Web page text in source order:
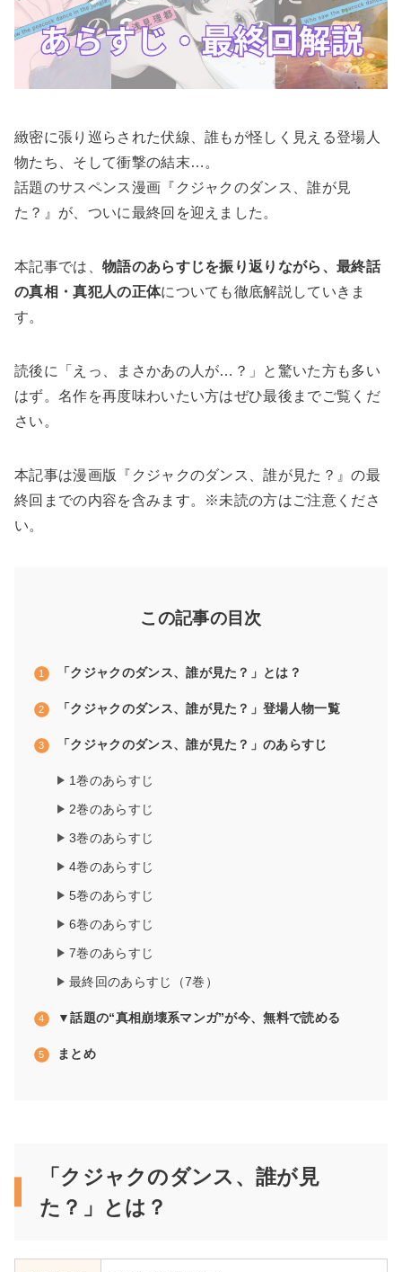
緻密に張り巡らされた伏線、誰もが怪しく見える登場人
物たち、そして衝撃の結末…。
話題のサスペンス漫画『クジャクのダンス、誰が見
た？』が、ついに最終回を迎えました。
本記事では、 物語のあらすじを振り返りながら、最終話
の真相・真犯人の正体についても徹底解説していきま
す。
読後に「えっ、まさかあの人が…？」と驚いた方も多い
はず。名作を再度味わいたい方はぜひ最後までご覧くだ
さい。
本記事は漫画版『クジャクのダンス、誰が見た？』の最
終回までの内容を含みます。※未読の方はご注意くださ
い。
この記事の目次
「クジャクのダンス、誰が見た？」とは？
「クジャクのダンス、誰が見た？」登場人物一覧
「クジャクのダンス、誰が見た？」のあらすじ
1巻のあらすじ
2巻のあらすじ
3巻のあらすじ
4巻のあらすじ
5巻のあらすじ
6巻のあらすじ
7巻のあらすじ
最終回のあらすじ（7巻）
▼話題の“真相崩壊系マンガ”が今、無料で読める
まとめ
「クジャクのダンス、誰が見
た？」とは？